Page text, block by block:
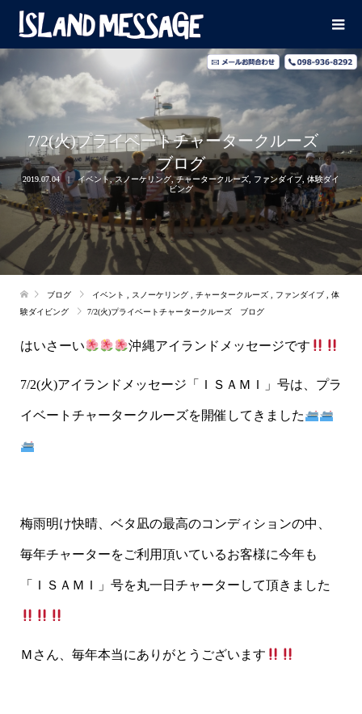
7/2(火)プライベートチャータークルーズ
ブログ
2019.07.04 イベント,スノーケリング,チャータークルーズ ファンダイブ 体験ダイ
ビング
ブログ イベント スノーケリング チャータークルーズ ファンダイブ
体
験ダイビング
7/2(火)プライベートチャータークルーズ ブログ
はいさーい 沖縄アイランドメッセージです
7/2(火)アイランドメッセージ「ＩＳＡＭＩ」号は、プラ
イベートチャータークルーズを開催してきました
梅雨明け快晴、ベタ凪の最高のコンディションの中、
毎年チャーターをご利用頂いているお客様に今年も
「ＩＳＡＭＩ」号を丸一日チャーターして頂きました
Ｍさん、毎年本当にありがとうございます